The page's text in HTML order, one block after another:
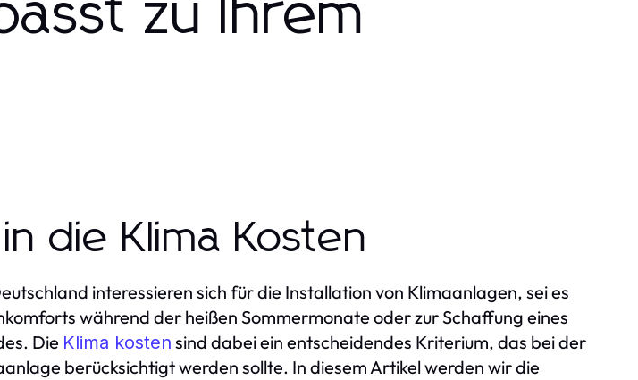
zu Ihrem
die Klima Kosten
interessieren sich für die Installation von Klimaanlagen, sei es
während der heißen Sommermonate oder zur Schaffung eines
Die Klima kosten sind dabei ein entscheidendes Kriterium, das bei der
berücksichtigt werden sollte. In diesem Artikel werden wir die